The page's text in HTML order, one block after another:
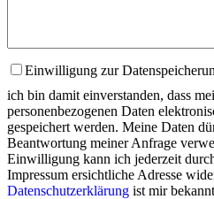
Einwilligung zur
ich bin damit einverstanden, dass
personenbezogenen Daten
gespeichert werden. Meine Daten
Beantwortung meiner Anfrage
Einwilligung kann ich jederzeit
Impressum ersichtliche Adresse
Datenschutzerklärung ist mir